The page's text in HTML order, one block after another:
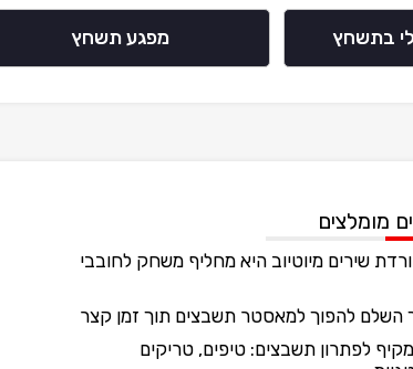
בתשחץ מפגע תשחץ
מומלצים
שירים מיוטיוב היא מחליף משחק לחובבי
השלם להפוך למאסטר תשבצים תוך זמן קצר
לפתרון תשבצים: טיפים, טריקים